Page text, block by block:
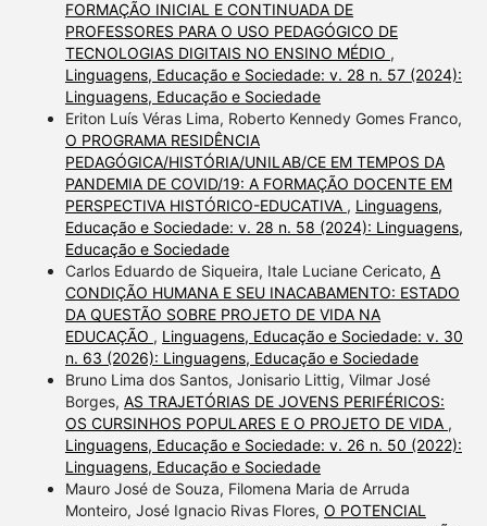
FORMAÇÃO INICIAL E CONTINUADA DE
PROFESSORES PARA O USO PEDAGÓGICO DE
TECNOLOGIAS DIGITAIS NO ENSINO MÉDIO ,
Linguagens, Educação e Sociedade: v. 28 n. 57 (2024):
Linguagens, Educação e Sociedade
Eriton Luís Véras Lima, Roberto Kennedy Gomes Franco,
O PROGRAMA RESIDÊNCIA
PEDAGÓGICA/HISTÓRIA/UNILAB/CE EM TEMPOS DA
PANDEMIA DE COVID/19: A FORMAÇÃO DOCENTE EM
PERSPECTIVA HISTÓRICO-EDUCATIVA , Linguagens,
Educação e Sociedade: v. 28 n. 58 (2024): Linguagens,
Educação e Sociedade
Carlos Eduardo de Siqueira, Itale Luciane Cericato, A
CONDIÇÃO HUMANA E SEU INACABAMENTO: ESTADO
DA QUESTÃO SOBRE PROJETO DE VIDA NA
EDUCAÇÃO , Linguagens, Educação e Sociedade: v. 30
n. 63 (2026): Linguagens, Educação e Sociedade
Bruno Lima dos Santos, Jonisario Littig, Vilmar José
Borges, AS TRAJETÓRIAS DE JOVENS PERIFÉRICOS:
OS CURSINHOS POPULARES E O PROJETO DE VIDA ,
Linguagens, Educação e Sociedade: v. 26 n. 50 (2022):
Linguagens, Educação e Sociedade
Mauro José de Souza, Filomena Maria de Arruda
Monteiro, José Ignacio Rivas Flores, O POTENCIAL